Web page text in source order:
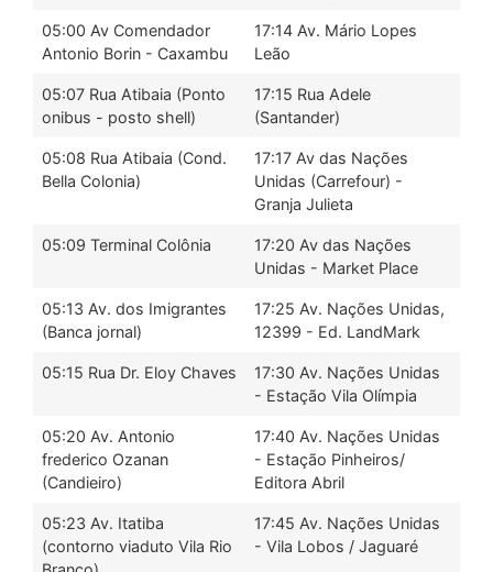
05:00 Av Comendador
Antonio Borin - Caxambu
17:14 Av. Mário Lopes
Leão
05:07 Rua Atibaia (Ponto
onibus - posto shell)
17:15 Rua Adele
(Santander)
05:08 Rua Atibaia (Cond.
Bella Colonia)
17:17 Av das Nações
Unidas (Carrefour) -
Granja Julieta
05:09 Terminal Colônia
17:20 Av das Nações
Unidas - Market Place
05:13 Av. dos Imigrantes
(Banca jornal)
17:25 Av. Nações Unidas,
12399 - Ed. LandMark
05:15 Rua Dr. Eloy Chaves
17:30 Av. Nações Unidas
- Estação Vila Olímpia
05:20 Av. Antonio
frederico Ozanan
(Candieiro)
17:40 Av. Nações Unidas
- Estação Pinheiros/
Editora Abril
05:23 Av. Itatiba
(contorno viaduto Vila Rio
17:45 Av. Nações Unidas
- Vila Lobos / Jaguaré